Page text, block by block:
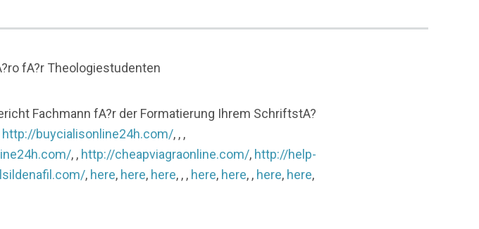
fA?r Theologiestudenten
Fachmann fA?r der Formatierung Ihrem SchriftstA?
http://buycialisonline24h.com/, , ,
, , http://cheapviagraonline.com/, http://help-
, here, here, here, , , here, here, , here, here,